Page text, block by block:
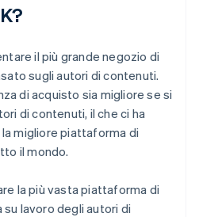
il più grande negozio di
sugli autori di contenuti.
di acquisto sia migliore se si
di contenuti, il che ci ha
migliore piattaforma di
il mondo.
la più vasta piattaforma di
lavoro degli autori di